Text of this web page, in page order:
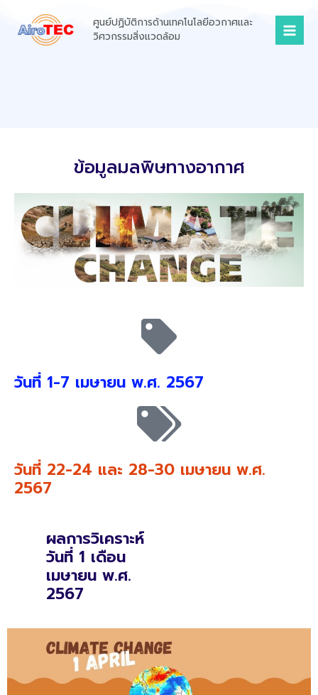
content
ศูนย์ปฏิบัติการด้านเทคโนโลยีอวกาศและ
วิศวกรรมสิ่งแวดล้อม
ข้อมูลมลพิษทางอากาศ
วันที่ 1-7 เมษายน พ.ศ. 2567
วันที่ 22-24 และ 28-30 เมษายน พ.ศ.
2567
ผลการวิเคราะห์
วันที่ 1 เดือน
เมษายน พ.ศ.
2567